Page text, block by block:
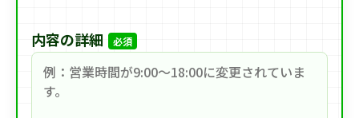
内容の詳細 必須